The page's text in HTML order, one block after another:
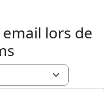
lors de